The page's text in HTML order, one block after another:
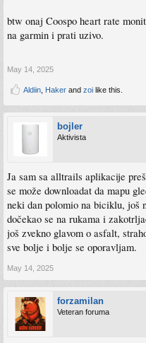
btw onaj Coospo heart rate
na garmin i prati uzivo.
May 14, 2025
Aldiin Haker and zoi like this.
bojler
Aktivista
Ja sam sa alltrails aplikacije
se može downloadat da mapu
neki dan polomio na biciklu, još
dočekao se na rukama i
još zvekno glavom o asfalt,
sve bolje i bolje se oporavljam.
May 14, 2025
forzamilan
Veteran foruma